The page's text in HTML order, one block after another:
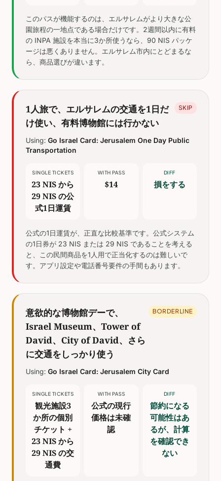
このパスが機能するのは、エルサレムがより大きな公
園旅程の一地点である場合だけです。2週間以内に有料
の INPA 施設を本当に3か所使うなら、90 NIS パッケ
ージは悪くありません。エルサレム市内にとどまるな
ら、商品選びが違います。
1人旅で、エルサレムの交通を1日だ
け使い、有料博物館には行かない
SKIP
Using: Go Israel Card: Jerusalem One Day Public
Transportation
SINGLE TICKETS
23 NIS から
29 NIS の公
式1日運賃
WITH PASS
$14
DIFF
損をする
公式の1日運賃が、正直な比較基準です。公式システム
の1日券が 23 NIS または 29 NIS であることを考える
と、この民間商品を1人用で正当化するのは難しいで
す。アプリ設定や電話番号要件の手間もあります。
意欲的な博物館デーで、
Israel Museum、Tower of
David、City of David、さら
に交通をしっかり使う
BORDERLINE
Using: Go Israel Card: Jerusalem City Card
SINGLE TICKETS
観光施設3
か所の個別
チケット +
23 NIS から
29 NIS の交
通費
WITH PASS
公式の現行
価格は未確
認
DIFF
節約になる
可能性はあ
るが、計算
を確認でき
ない